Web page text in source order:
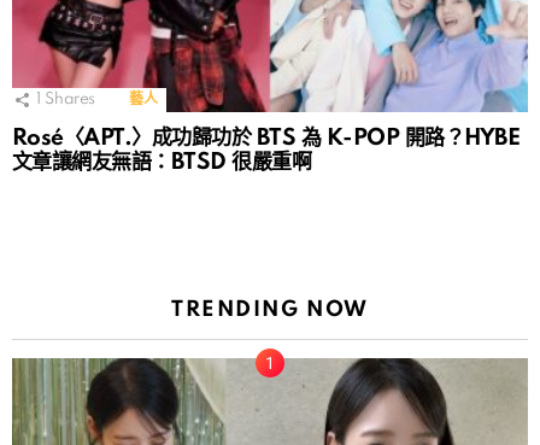
Shares 藝人
Rosé〈APT.〉成功歸功於 BTS 為 K-POP 開路？HYBE
文章讓網友無語：BTSD 很嚴重啊
TRENDING NOW